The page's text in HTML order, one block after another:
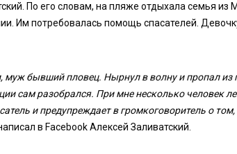
По его словам, на пляже отдыхала семья
Им потребовалась помощь спасателей.
муж бывший пловец. Нырнул в волну и пропал из
сам разобрался. При мне несколько человек
и предупреждает в громкоговоритель о
в Facebook Алексей Заливатский.